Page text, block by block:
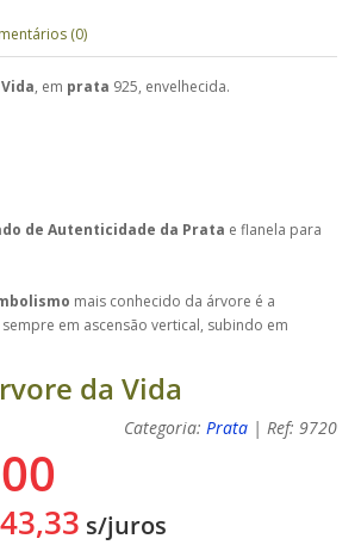
(0)
, em prata 925, envelhecida.
de Autenticidade da Prata e flanela para
mais conhecido da árvore é a
sempre em ascensão vertical, subindo em
da Vida
Categoria: Prata | Ref: 9720
s/juros